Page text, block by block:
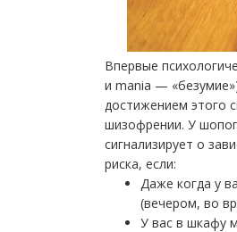
Впервые
и mania —
достижением этого
шизофрении. У
сигнализирует о
риска, если:
Даже когда у
(вечером, во
У вас в шкафу